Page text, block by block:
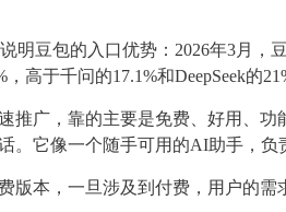
明豆包的入口优势：2026年3月
高于千问的17.1%和DeepSeek的
推广，靠的主要是免费、好用、
。它像一个随手可用的AI助手，负
版本，一旦涉及到付费，用户的需